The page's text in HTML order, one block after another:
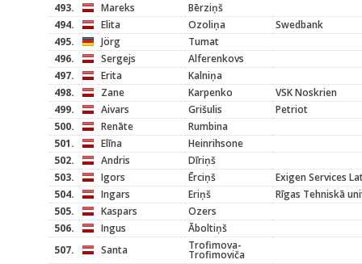
493. Mareks
Bērziņš
494.
Elita Ozoliņa
Swedbank
495.
Jörg
Tumat
496.
Sergejs
Alferenkovs
497.
Erita
Kalniņa
498.
Zane Karpenko
VSK Noskrien
499.
Aivars Grišulis
Petriot
500.
Renāte
Rumbina
501.
Elīna
Heinrihsone
502.
Andris
Dīriņš
503.
Igors Ērciņš
Exigen Services
504.
Ingars Eriņš
Rīgas Tehniskā
505.
Kaspars
Ozers
506.
Ingus
Āboltiņš
507.
Santa Trofimova-
Trofimoviča